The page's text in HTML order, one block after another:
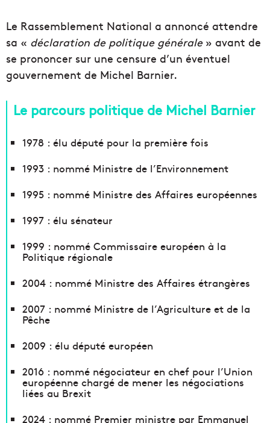
Le Rassemblement National a annoncé attendre
sa « déclaration de politique générale» avant de
se prononcer sur une censure d’un éventuel
gouvernement de Michel Barnier.
Le parcours politique de Michel Barnier
1978 : élu député pour la première fois
1993 : nommé Ministre de l’Environnement
1995 : nommé Ministre des Affaires européennes
1997 : élu sénateur
1999 : nommé Commissaire européen à la
Politique régionale
2004 : nommé Ministre des Affaires étrangères
2007 : nommé Ministre de l’Agriculture et de la
Pêche
2009 : élu député européen
2016 : nommé négociateur en chef pour l’Union
européenne chargé de mener les négociations
liées au Brexit
2024 : nommé Premier ministre par Emmanuel